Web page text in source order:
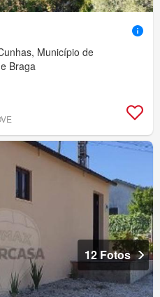
Município de
Braga
12 Fotos